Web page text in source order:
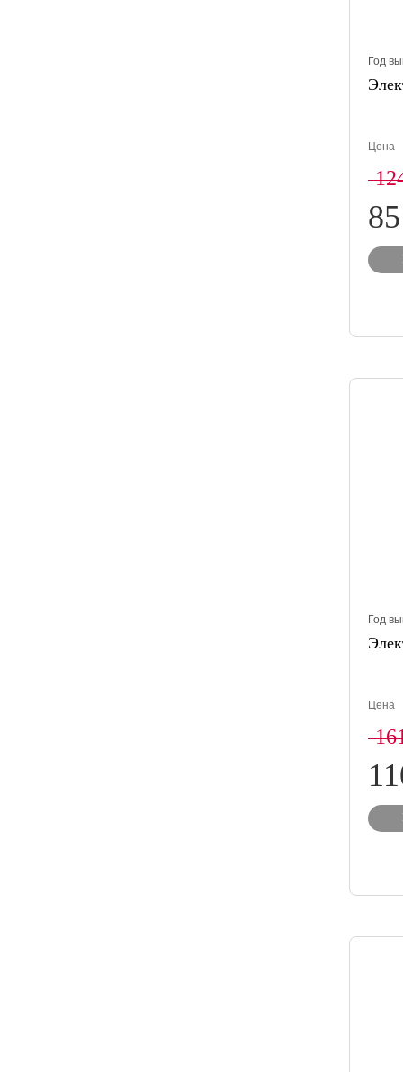
Год
Цена
Год
Цена